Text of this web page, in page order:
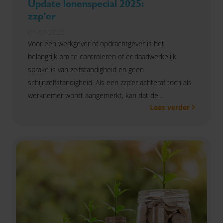
Update lonenspecial 2025:
zzp’er
Voor een werkgever of opdrachtgever is het
belangrijk om te controleren of er daadwerkelijk
sprake is van zelfstandigheid en geen
schijnzelfstandigheid. Als een zzp’er achteraf toch als
werknemer wordt aangemerkt, kan dat de
opdrachtgever namelijk veel geld kosten.Lees verder